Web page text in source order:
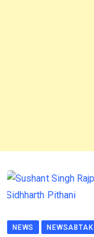
NEWS NEWSABTAK